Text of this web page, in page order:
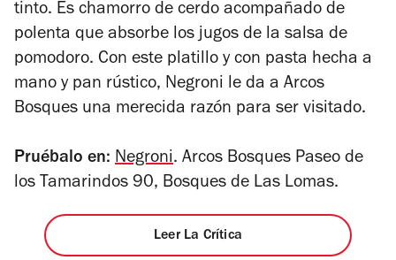
5
estrellas
tinto. Es chamorro de cerdo acompañado de
polenta que absorbe los jugos de la salsa de
pomodoro. Con este platillo y con pasta hecha a
mano y pan rústico, Negroni le da a Arcos
Bosques una merecida razón para ser visitado.
Pruébalo en: Negroni. Arcos Bosques Paseo de
los Tamarindos 90, Bosques de Las Lomas.
Leer La Crítica